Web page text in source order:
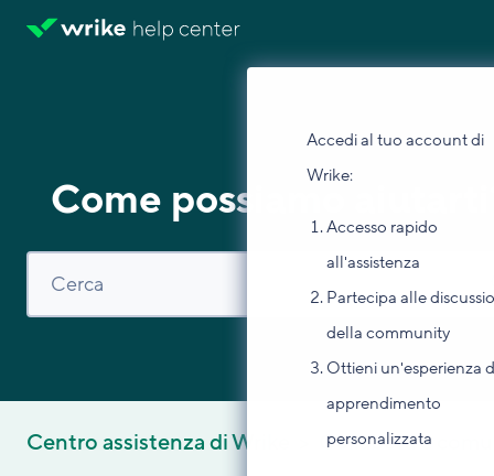
Accedi al tuo account di
Wrike:
Accesso rapido
all'assistenza
Partecipa alle
della community
Ottieni un'esperienza
apprendimento
personalizzata
Come possiamo
Centro assistenza di Wrike Collabora e